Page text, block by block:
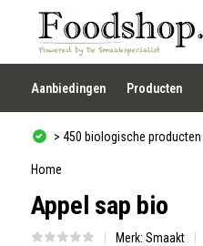
Gebruik
de
pijltjes
op
en
neer
een
resultaat
selecteren.
Druk
Enter
Aanbiedingen Producten
> 450 biologische producten
Home
Appel sap bio
Merk: Smaakt